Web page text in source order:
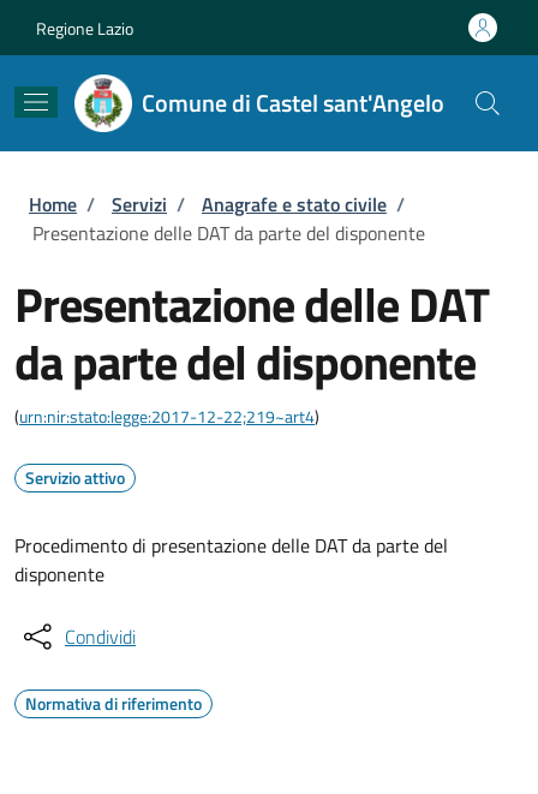
Regione Lazio
Comune di Castel sant'Angelo
Briciole di pane
Home / Servizi / Anagrafe e stato civile /
Presentazione delle DAT da parte del disponente
Presentazione delle DAT
da parte del disponente
(urn:nir:stato:legge:2017-12-22;219~art4)
Servizio attivo
Procedimento di presentazione delle DAT da parte del
disponente
Condividi
Normativa di riferimento